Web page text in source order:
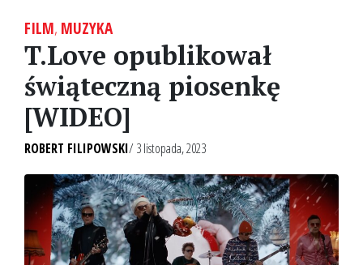
FILM, MUZYKA
T.Love opublikował
świąteczną piosenkę
[WIDEO]
ROBERT FILIPOWSKI/ 3 listopada, 2023